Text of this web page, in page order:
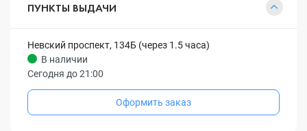
ПУНКТЫ ВЫДАЧИ
Невский проспект, 134Б (через 1.5 часа)
В наличии
Сегодня до 21:00
Оформить заказ